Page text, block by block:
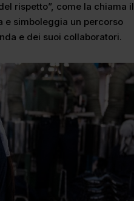
rispetto”, come la chiama il
e simboleggia un percorso
e dei suoi collaboratori.